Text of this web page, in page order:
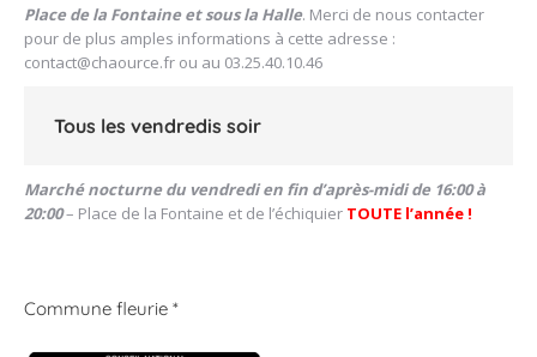
Place de la Fontaine et sous la Halle. Merci de nous contacter
pour de plus amples informations à cette adresse :
contact@chaource.fr ou au 03.25.40.10.46
Tous les vendredis soir
Marché nocturne du vendredi en fin d’après-midi de 16:00 à
20:00– Place de la Fontaine et de l’échiquier TOUTE l’année !
Commune fleurie *